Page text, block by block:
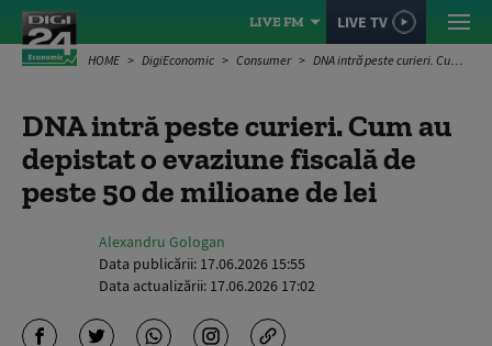
LIVE FM LIVE TV
HOME DigiEconomic Consumer DNA intră peste curieri. Cum au depistat o evaziune fiscală de peste 50 de milioane de lei
DNA intră peste curieri. Cum au
depistat o evaziune fiscală de
peste 50 de milioane de lei
Alexandru Gologan
Data publicării: 17.06.2026 15:55
Data actualizării: 17.06.2026 17:02